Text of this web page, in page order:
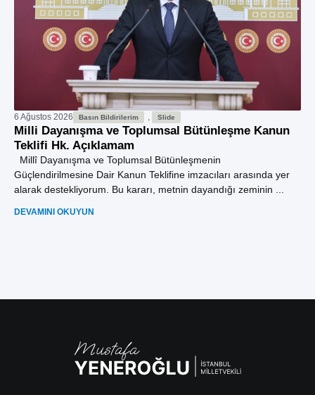
6 Ağustos 2026 Basın Bildirilerim , Slide
Milli Dayanışma ve Toplumsal Bütünleşme Kanun
Teklifi Hk. Açıklamam
Millî Dayanışma ve Toplumsal Bütünleşmenin
Güçlendirilmesine Dair Kanun Teklifine imzacıları arasında yer
alarak destekliyorum. Bu kararı, metnin dayandığı zeminin ...
DEVAMINI OKUYUN